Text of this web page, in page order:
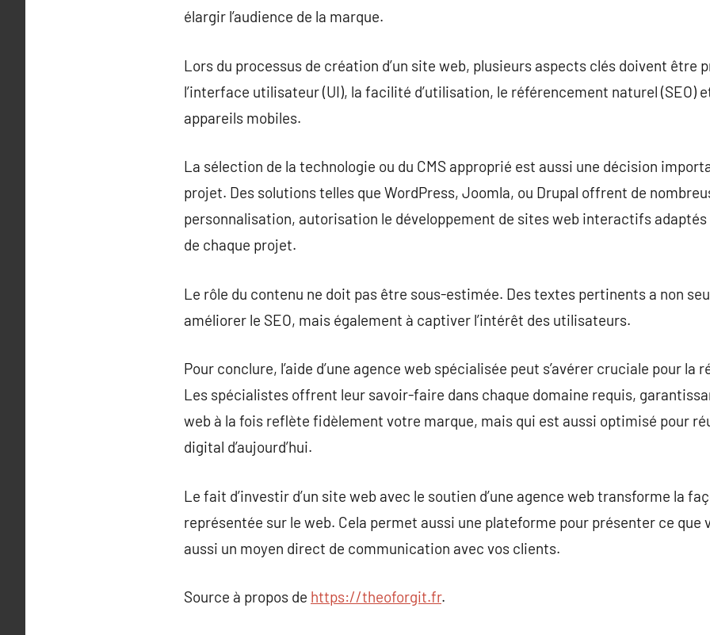
élargir l’audience de la marque.
Lors du processus de création d’un site web, plusieurs aspects clés doivent être
l’interface utilisateur (UI), la facilité d’utilisation, le référencement naturel (SEO)
appareils mobiles.
La sélection de la technologie ou du CMS approprié est aussi une décision
projet. Des solutions telles que WordPress, Joomla, ou Drupal offrent de
personnalisation, autorisation le développement de sites web interactifs
de chaque projet.
Le rôle du contenu ne doit pas être sous-estimée. Des textes pertinents a non
améliorer le SEO, mais également à captiver l’intérêt des utilisateurs.
Pour conclure, l’aide d’une agence web spécialisée peut s’avérer cruciale pour la
Les spécialistes offrent leur savoir-faire dans chaque domaine requis,
web à la fois reflète fidèlement votre marque, mais qui est aussi optimisé pour
digital d’aujourd’hui.
Le fait d’investir d’un site web avec le soutien d’une agence web transforme la
représentée sur le web. Cela permet aussi une plateforme pour présenter ce que
aussi un moyen direct de communication avec vos clients.
Source à propos de https://theoforgit.fr.